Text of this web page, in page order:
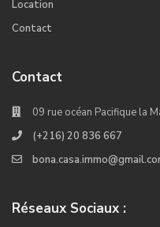
Location
Contact
Contact
09 rue océan Pacifique la
(+216) 20 836 667
Réseaux Sociaux :